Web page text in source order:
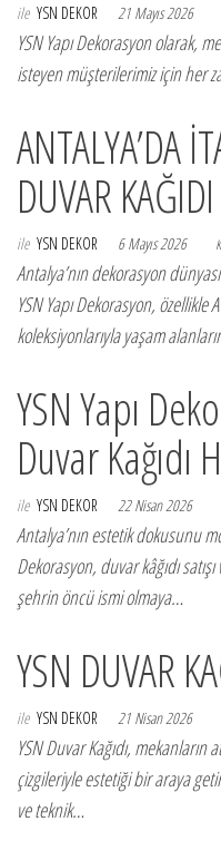
ile YSN DEKOR 21 Mayıs 2026
YSN Yapı Dekorasyon olarak,
isteyen müşterilerimiz için her
ANTALYA’DA
DUVAR
ile YSN DEKOR 6 Mayıs 2026
Antalya’nın dekorasyon
YSN Yapı Dekorasyon,
koleksiyonlarıyla yaşam
YSN Yapı
Duvar Kağıdı
ile YSN DEKOR 22 Nisan 2026
Antalya’nın estetik dokusunu
Dekorasyon, duvar kâğıdı
şehrin öncü ismi olmaya…
YSN DUVAR
ile YSN DEKOR 21 Nisan 2026
YSN Duvar Kağıdı,
çizgileriyle estetiği bir araya
ve teknik…